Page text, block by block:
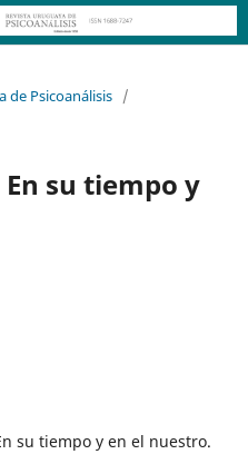
de Psicoanálisis /
En su tiempo y
su tiempo y en el nuestro.